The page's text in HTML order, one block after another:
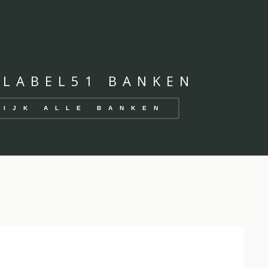
BANKEN
ALLE BANKEN